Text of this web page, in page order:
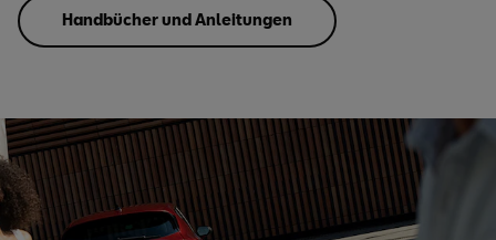
Handbücher und Anleitungen